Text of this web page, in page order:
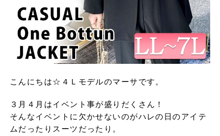
こんにちは☆４Ｌモデルのマーサです。
３月４月はイベント事が盛りだくさん！
そんなイベントに欠かせないのがハレの日のアイテ
ムだったりスーツだったり。